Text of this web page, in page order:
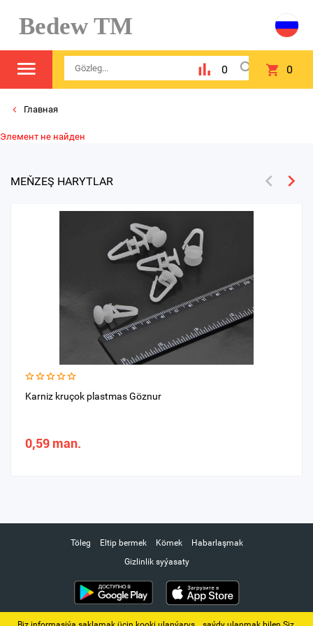
Bedew TM
0 0
Главная
Элемент не найден
MEŇZEŞ HARYTLAR
Karniz kruçok plastmas Göznur
0,59 man.
Töleg Eltip bermek Kömek
Habarlaşmak
Gizlinlik syýasaty